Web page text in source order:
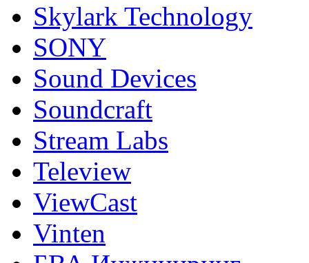
Skylark Technology
SONY
Sound Devices
Soundcraft
Stream Labs
Teleview
ViewCast
Vinten